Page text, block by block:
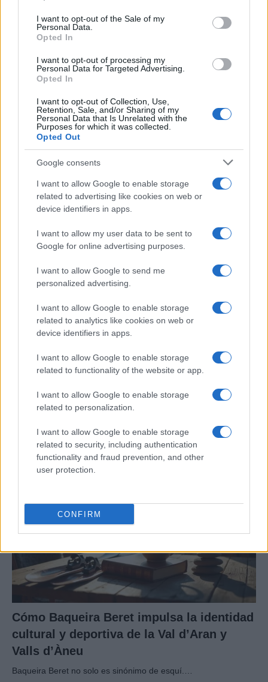
use your data for below specified purposes in below Google
consent section.
I want to opt-out of the Sale of my
Personal Data.
Opted In
I want to opt-out of processing my
Personal Data for Targeted Advertising.
Opted In
I want to opt-out of Collection, Use,
Retention, Sale, and/or Sharing of my
Personal Data that Is Unrelated with the
Purposes for which it was collected.
Opted Out
Google consents
I want to allow Google to enable storage
related to advertising like cookies on web or
device identifiers in apps.
I want to allow my user data to be sent to
Google for online advertising purposes.
I want to allow Google to send me
personalized advertising.
I want to allow Google to enable storage
related to analytics like cookies on web or
device identifiers in apps.
I want to allow Google to enable storage
related to functionality of the website or app.
I want to allow Google to enable storage
related to personalization.
I want to allow Google to enable storage
related to security, including authentication
functionality and fraud prevention, and other
user protection.
CONFIRM
CULTURA
Descubre cómo Cáceres celebra la música
en rincones secretos de su casco
histórico
La Ciudad Monumental de Cáceres se prepara para…
«El niño de fuego»: documental ya
disponible en Movistar
El documental cuenta el tránsito por la adolescencia de…
CULTURA
Cómo Baqueira Beret impulsa la identidad
cultural y deportiva de la Val d’Aran y
Valls d’Àneu
Baqueira Beret no solo es sinónimo de esquí.…